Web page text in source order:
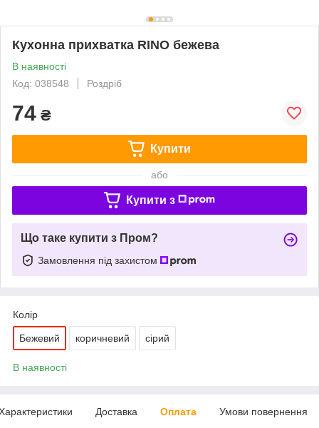
Кухонна прихватка RINO бежева
В наявності
Код: 038548
Роздріб
74 ₴
Купити
або
Купити з
Що таке купити з Пром?
Замовлення під захистом
Колір
Бежевий коричневий сірий
В наявності
Доставка Оплата Умови повернення